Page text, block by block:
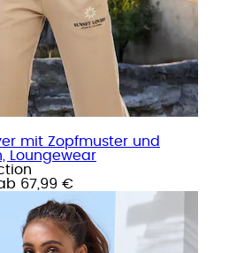
mit Zopfmuster und
Loungewear
67,99 €